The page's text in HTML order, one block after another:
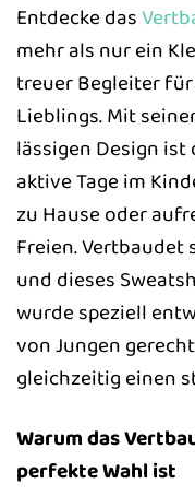
Entdecke das
mehr als nur ein
treuer Begleiter
Lieblings. Mit
lässigen Design
aktive Tage im
zu Hause oder
Freien.
und dieses
wurde speziell
von Jungen
gleichzeitig einen
Warum das
perfekte Wahl ist